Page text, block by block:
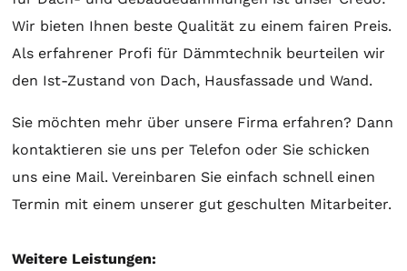
Wir bieten Ihnen beste Qualität zu einem fairen Preis.
Als erfahrener Profi für Dämmtechnik beurteilen wir
den Ist-Zustand von Dach, Hausfassade und Wand.
Sie möchten mehr über unsere Firma erfahren? Dann
kontaktieren sie uns per Telefon oder Sie schicken
uns eine Mail. Vereinbaren Sie einfach schnell einen
Termin mit einem unserer gut geschulten Mitarbeiter.
Weitere Leistungen: